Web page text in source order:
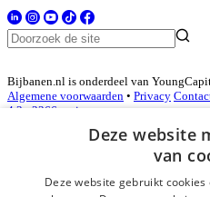
Bijbanen.nl is onderdeel van
Algemene voorwaarden • Privacy
4.3 - 3366 reviews
Inloggen als bedrijf
Deze website
van
Deze website gebruikt